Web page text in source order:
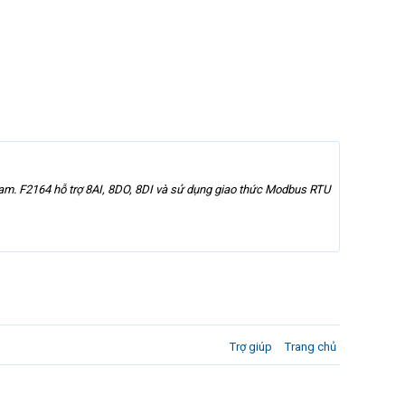
F2164 hỗ trợ 8AI, 8DO, 8DI và sử dụng giao thức Modbus RTU
Trợ giúp Trang chủ